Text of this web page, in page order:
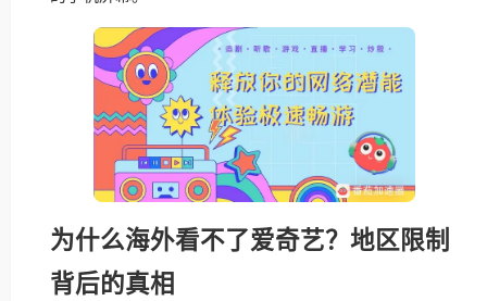
为什么海外看不了爱奇艺？地区限制
背后的真相